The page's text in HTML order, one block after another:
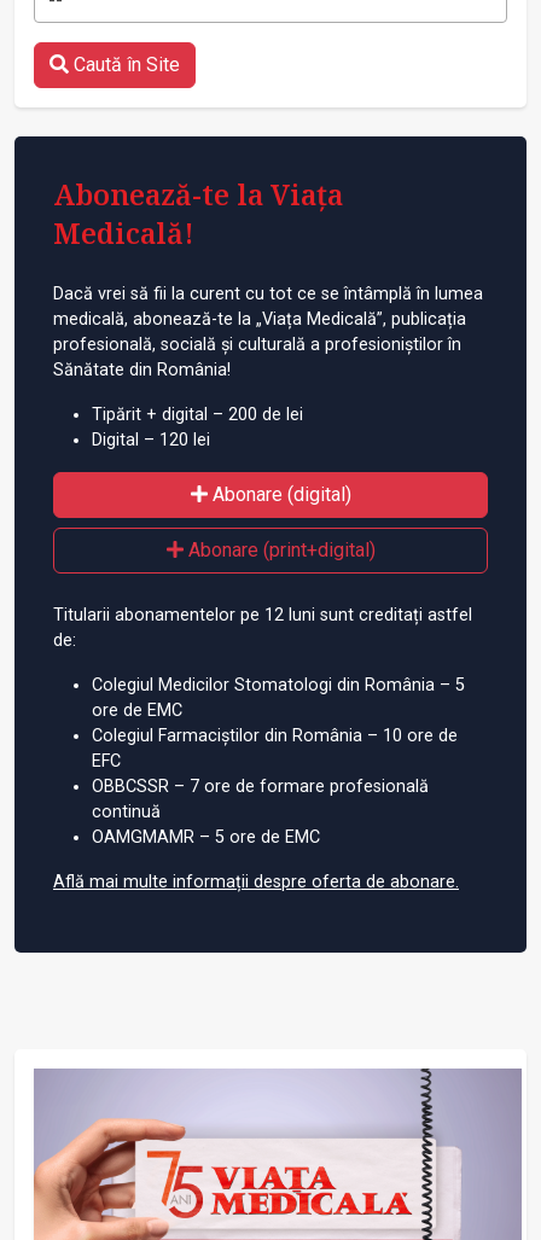
Caută în Site
Abonează-te la Viața
Medicală!
Dacă vrei să fii la curent cu tot ce se întâmplă în lumea
medicală, abonează-te la „Viața Medicală”, publicația
profesională, socială și culturală a profesioniștilor în
Sănătate din România!
Tipărit + digital – 200 de lei
Digital – 120 lei
Abonare (digital)
Abonare (print+digital)
Titularii abonamentelor pe 12 luni sunt creditați astfel
de:
Colegiul Medicilor Stomatologi din România – 5
ore de EMC
Colegiul Farmaciștilor din România – 10 ore de
EFC
OBBCSSR – 7 ore de formare profesională
continuă
OAMGMAMR – 5 ore de EMC
Află mai multe informații despre oferta de abonare.